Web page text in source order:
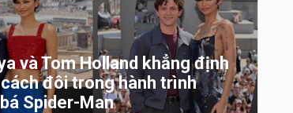
và Tom Holland khẳng định
đôi trong hành trình
Spider-Man